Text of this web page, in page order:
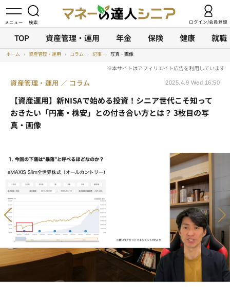
ログイン/会員登録
TOP 資産管理・運用 年金 保険 健康 就職
ホーム › 資産管理・運用 › コラム › 記事 › 写真・画像
【資産運用】新NISAで始める投資！シニア世代こそ知って
おきたい「円高・株安」との付き合い方とは？ 3枚目の写
真・画像
資産管理・運用 コラム 2025.4.9 Wed 16:50